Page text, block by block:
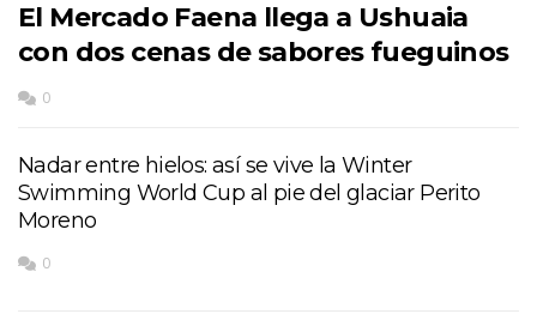
El Mercado Faena llega a Ushuaia
con dos cenas de sabores fueguinos
0
Nadar entre hielos: así se vive la Winter
Swimming World Cup al pie del glaciar Perito
Moreno
0